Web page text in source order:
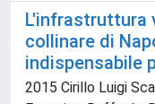
L'infrastruttura
collinare di
indispensabile
2015 Cirillo Luigi